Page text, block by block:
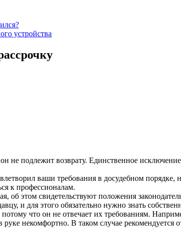
устройства
не подлежит возврату. Единственное
ваши требования в досудебном
к профессионалам.
об этом свидетельствуют положения
и для этого обязательно нужно знать
что он не отвечает их требованиям.
некомфортно. В таком случае рекомендуется